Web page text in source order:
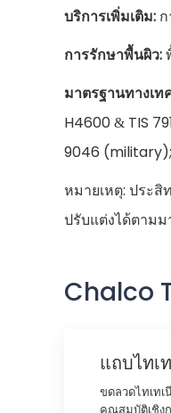
บริการเพิ่มเติม:
การรักษาพื้นผิว:
มาตรฐานทางเท
H4600 & TIS
9046 (military);
หมายเหตุ: ประ
ปรับแต่งได้ตาม
Chalco
แถบไทเ
ขดลวดไทเท